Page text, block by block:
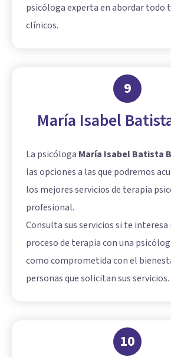
psicóloga experta en abordar todo
clínicos.
9
María Isabel
La psicóloga María Isabel Batista
las opciones a las que podremos
los mejores servicios de terapia
profesional.
Consulta sus servicios si te interesa
proceso de terapia con una
como comprometida con el
personas que solicitan sus servicios.
10